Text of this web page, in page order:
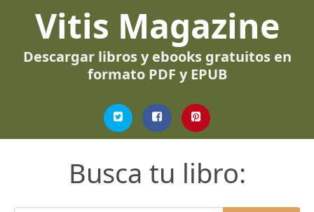
Vitis Magazine
Descargar libros y ebooks gratuitos en
formato PDF y EPUB
Busca tu libro: